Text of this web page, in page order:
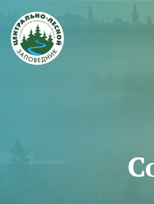
Перейти к основному содержанию